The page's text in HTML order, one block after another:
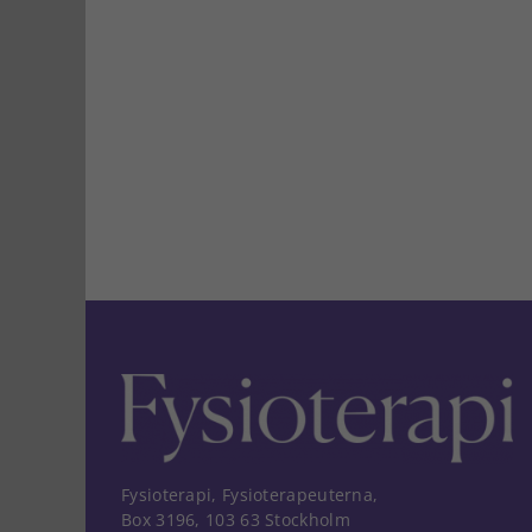
Fysioterapi, Fysioterapeuterna,
Box 3196, 103 63 Stockholm